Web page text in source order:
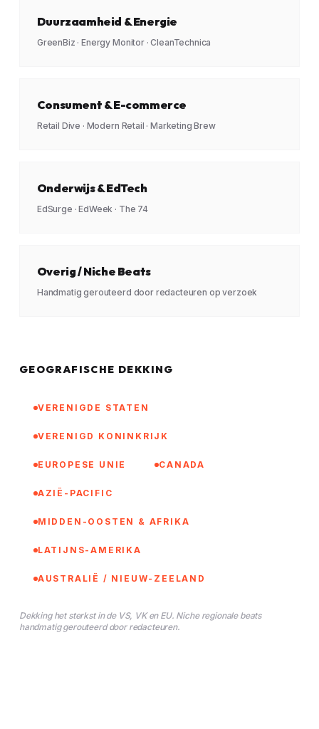
Duurzaamheid & Energie
GreenBiz · Energy Monitor · CleanTechnica
Consument & E-commerce
Retail Dive · Modern Retail · Marketing Brew
Onderwijs & EdTech
EdSurge · EdWeek · The 74
Overig / Niche Beats
Handmatig gerouteerd door redacteuren op verzoek
GEOGRAFISCHE DEKKING
VERENIGDE STATEN
VERENIGD KONINKRIJK
EUROPESE UNIE CANADA
AZIË-PACIFIC
MIDDEN-OOSTEN & AFRIKA
LATIJNS-AMERIKA
AUSTRALIË / NIEUW-ZEELAND
Dekking het sterkst in de VS, VK en EU. Niche regionale beats
handmatig gerouteerd door redacteuren.